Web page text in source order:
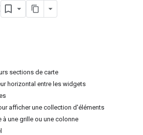
sections de carte
horizontal entre les widgets
afficher une collection d'éléments
à une grille ou une colonne